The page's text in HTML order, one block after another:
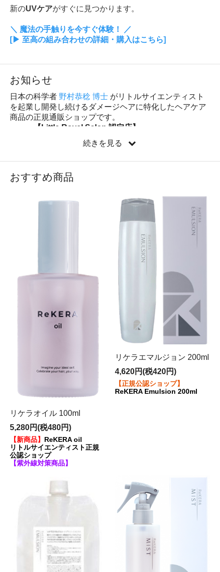
新のUVケアがすぐに見つかります。
＼ 魔法の手触りを今すぐ体験！ ／
[▶︎ 至高の組み合わせの詳細・購入はこちら]
お知らせ
日本の科学者 野村恭稔 博士 がリトルサイエンティスト
を起業し開発し続けるダメージヘアに特化したヘアケア
商品の正規通販ショップです。
【Little Royal Salon 認定店】
当店は、メーカーであるリトル・サイエンティスト社よ
り、知識と技術を認められた正規認定店です。
■海外のお客様向けガイダンスページ
続きを見る
おすすめ商品
リケラオイル 100ml
5,280円(税480円)
【新商品】
ReKERA oil
リトルサイエンティスト正規
公認ショップ
【紫外線対策商品】
リケラエマルジョン 200ml
4,620円(税420円)
【正規公認ショップ】
ReKERA Emulsion 200ml